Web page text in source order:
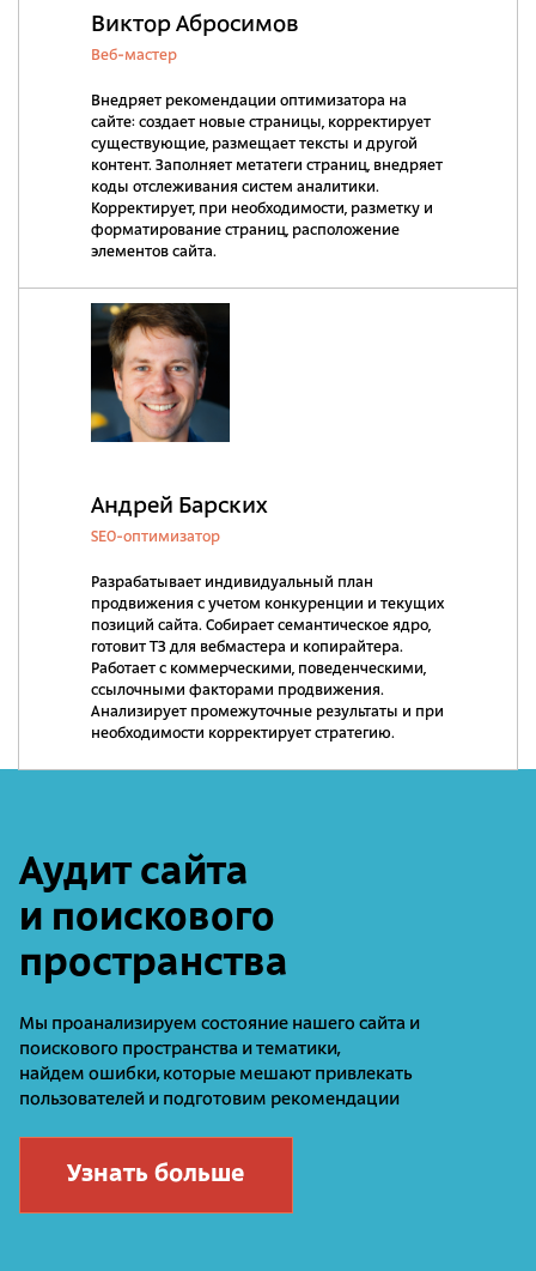
Виктор Абросимов
Веб-мастер
Внедряет рекомендации оптимизатора на
сайте: создает новые страницы, корректирует
существующие, размещает тексты и другой
контент. Заполняет метатеги страниц, внедряет
коды отслеживания систем аналитики.
Корректирует, при необходимости, разметку и
форматирование страниц, расположение
элементов сайта.
Андрей Барских
SEO-оптимизатор
Разрабатывает индивидуальный план
продвижения с учетом конкуренции и текущих
позиций сайта. Собирает семантическое ядро,
готовит ТЗ для вебмастера и копирайтера.
Работает с коммерческими, поведенческими,
ссылочными факторами продвижения.
Анализирует промежуточные результаты и при
необходимости корректирует стратегию.
Аудит сайта
и поискового
пространства
Мы проанализируем состояние нашего сайта и
поискового пространства и тематики,
найдем ошибки, которые мешают привлекать
пользователей и подготовим рекомендации
Узнать больше